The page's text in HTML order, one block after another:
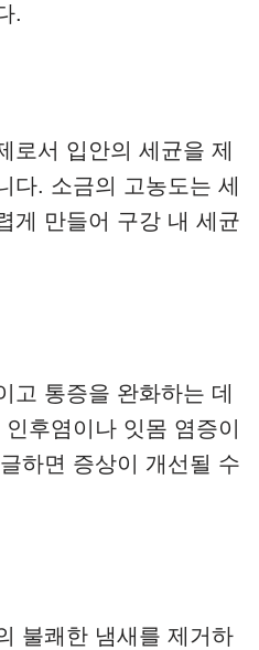
.
로서 입안의 세균을 제
다. 소금의 고농도는 세
게 만들어 구강 내 세균
고 통증을 완화하는 데
후염이나 잇몸 염증이
하면 증상이 개선될 수
불쾌한 냄새를 제거하